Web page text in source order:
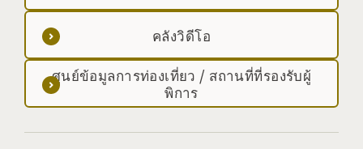
คลังวิดีโอ
ศูนย์ข้อมูลการท่องเที่ยว / สถานที่ที่รองรับผู้
พิการ